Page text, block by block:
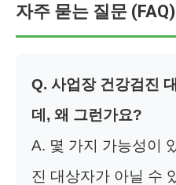
자주 묻는 질문 (FAQ)
Q. 사업장 건강검진
데, 왜 그런가요?
A. 몇 가지 가능성이
진 대상자가 아닐 수